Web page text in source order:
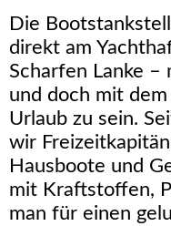
Die
direkt am
Scharfen Lanke
und doch mit
Urlaub zu sein.
wir
Hausboote und
mit Kraftstoffen,
man für einen